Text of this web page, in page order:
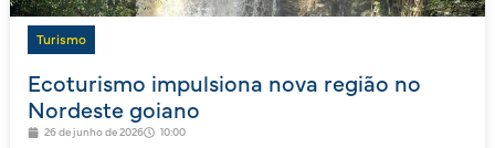
Turismo
Ecoturismo impulsiona nova região no
Nordeste goiano
26 de junho de 2026 10:00